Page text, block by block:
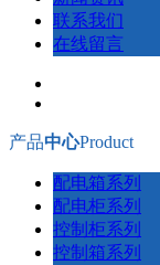
联系我们
在线留言
产品中心Product
配电箱系列
配电柜系列
控制柜系列
控制箱系列